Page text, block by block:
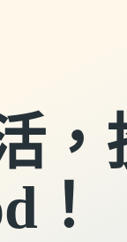
，
！